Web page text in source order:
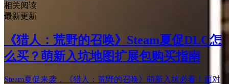
相关阅读
最新更新
《猎人：荒野的召唤》Steam夏促DLC怎
么买？萌新入坑地图扩展包购买指南
Steam夏促来袭，《猎人：荒野的召唤》萌新入坑必看！面对